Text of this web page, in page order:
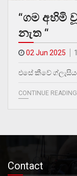
“ගම අහිමි
නැත “
02 Jun 2025
එසේ කීවේ
CONTINUE READING
Contact